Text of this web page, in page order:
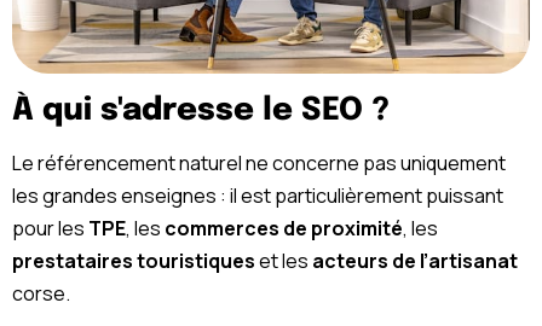
À qui s'adresse le SEO ?
Le référencement naturel ne concerne pas uniquement
les grandes enseignes : il est particulièrement puissant
pour les TPE, les commerces de proximité, les
prestataires touristiqueset les acteurs de l’artisanat
corse.